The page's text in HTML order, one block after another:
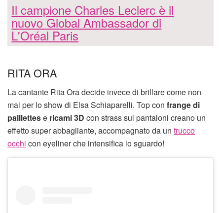
Il campione Charles Leclerc è il
nuovo Global Ambassador di
L'Oréal Paris
RITA ORA
La cantante Rita Ora decide invece di brillare come non
mai per lo show di Elsa Schiaparelli. Top con frange di
paillettese ricami 3D con strass sul pantaloni creano un
effetto super abbagliante, accompagnato da un trucco
occhi con eyeliner che intensifica lo sguardo!